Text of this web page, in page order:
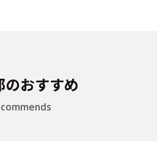
のおすすめ